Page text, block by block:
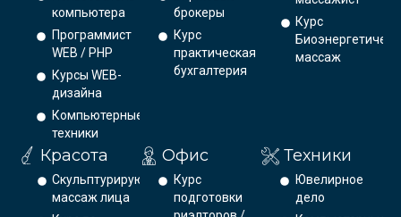
компьютера
Программист
WEB / PHP
Курсы WEB-
дизайна
Компьютерные
техники
брокеры
Курс
практическая
бухгалтерия
Курс
массаж
Красота
Скульптурирующий
массаж лица
Офис
Курс
подготовки
Техники
Ювелирное
дело